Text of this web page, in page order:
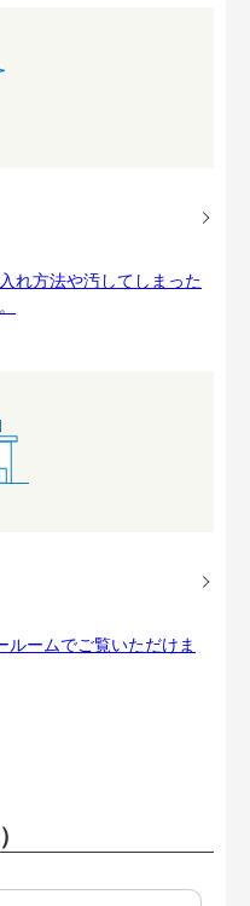
れ方法や汚してしまった
ルームでご覧いただけま